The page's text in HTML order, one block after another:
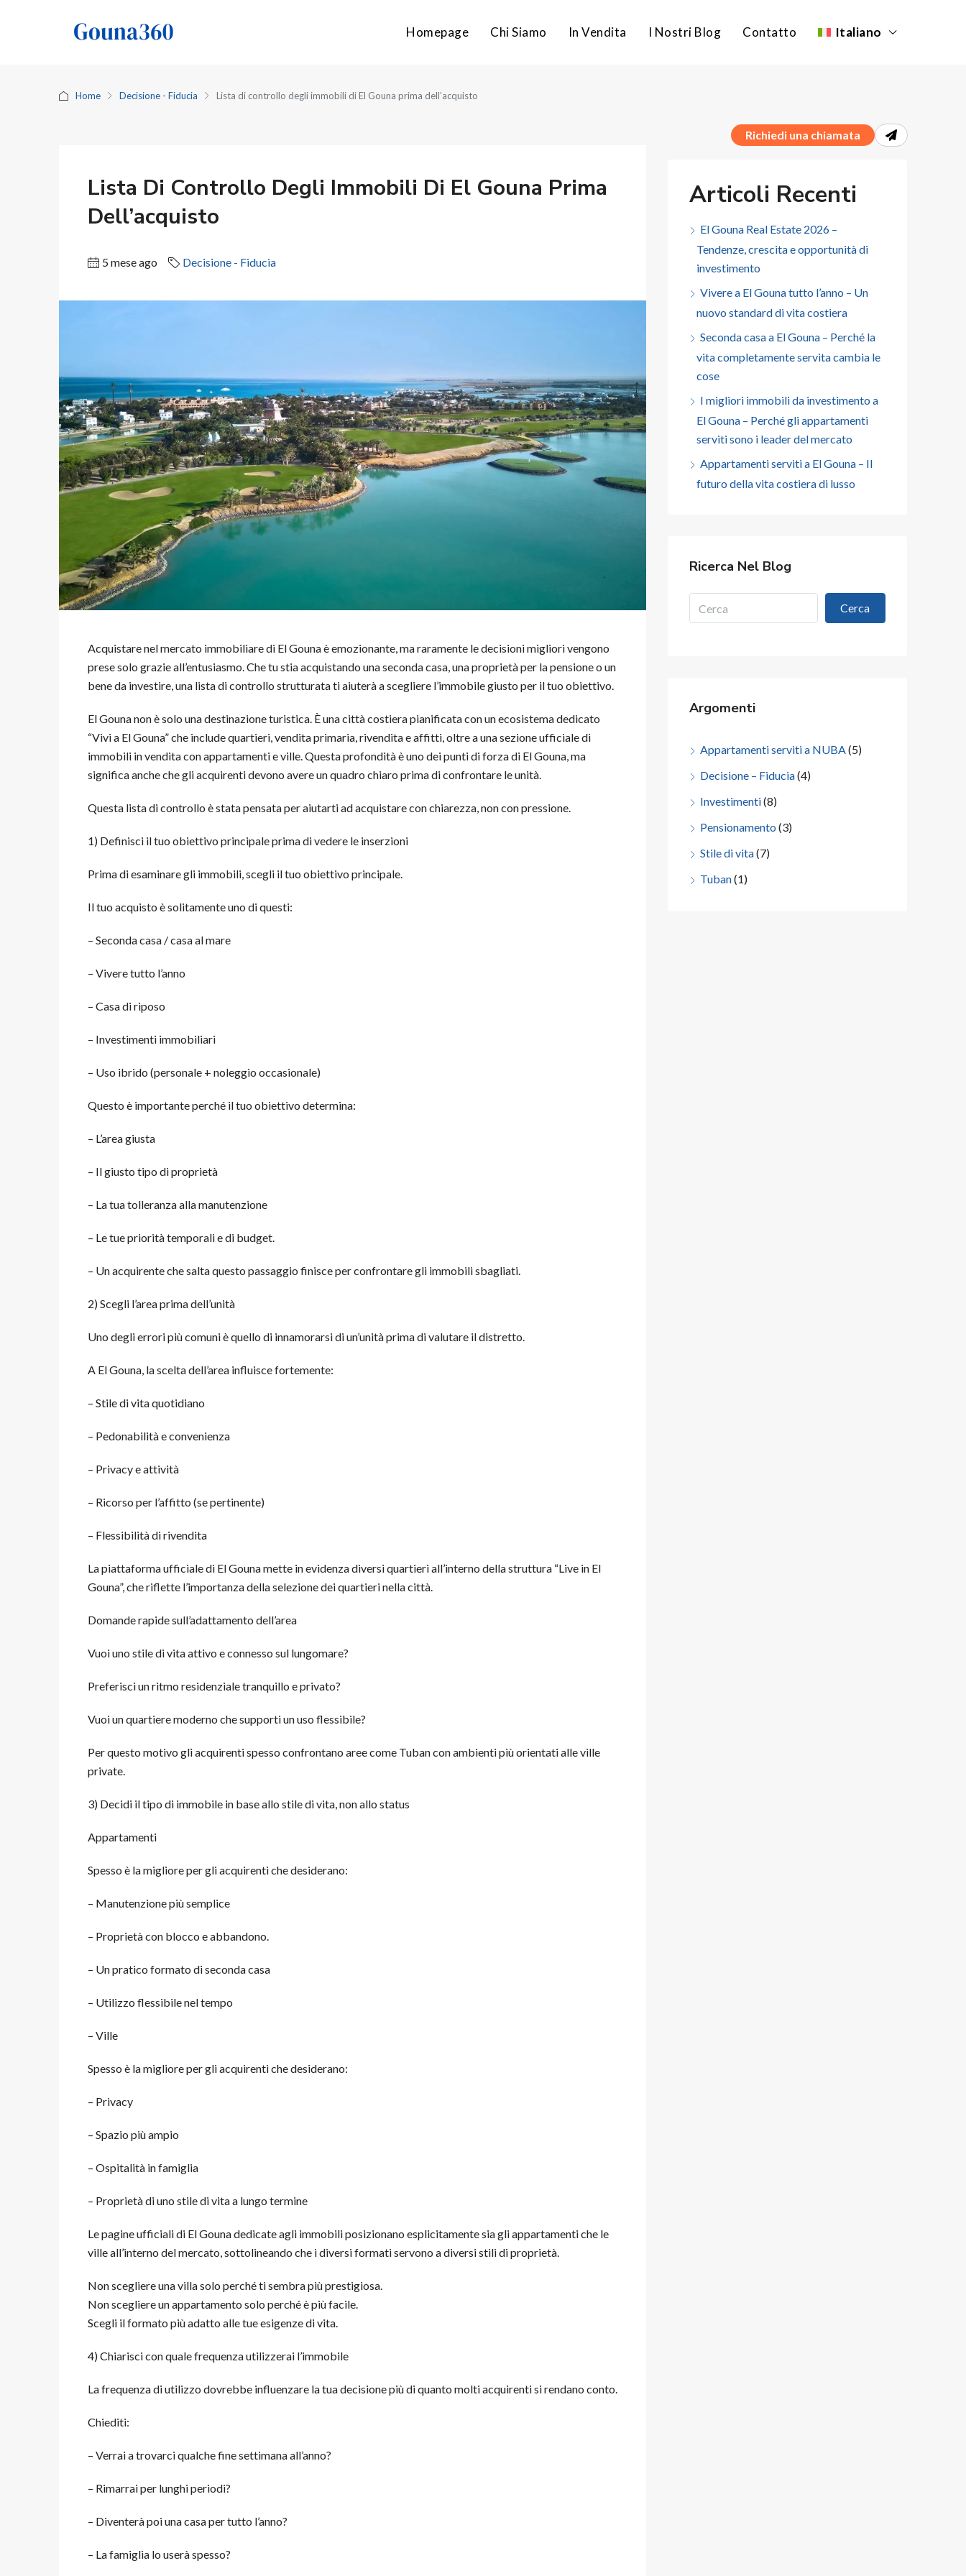
Homepage Chi Siamo In Vendita I Nostri Blog Contatto Italiano
Home Decisione - Fiducia Lista di controllo degli immobili di El Gouna prima dell’acquisto
Richiedi una chiamata
Lista Di Controllo Degli Immobili Di El Gouna Prima
Dell’acquisto
5 mese ago Decisione - Fiducia
Acquistare nel mercato immobiliare di El Gouna è emozionante, ma raramente le decisioni migliori vengono
prese solo grazie all’entusiasmo. Che tu stia acquistando una seconda casa, una proprietà per la pensione o un
bene da investire, una lista di controllo strutturata ti aiuterà a scegliere l’immobile giusto per il tuo obiettivo.
El Gouna non è solo una destinazione turistica. È una città costiera pianificata con un ecosistema dedicato
“Vivi a El Gouna” che include quartieri, vendita primaria, rivendita e affitti, oltre a una sezione ufficiale di
immobili in vendita con appartamenti e ville. Questa profondità è uno dei punti di forza di El Gouna, ma
significa anche che gli acquirenti devono avere un quadro chiaro prima di confrontare le unità.
Questa lista di controllo è stata pensata per aiutarti ad acquistare con chiarezza, non con pressione.
1) Definisci il tuo obiettivo principale prima di vedere le inserzioni
Prima di esaminare gli immobili, scegli il tuo obiettivo principale.
Il tuo acquisto è solitamente uno di questi:
– Seconda casa / casa al mare
– Vivere tutto l’anno
– Casa di riposo
– Investimenti immobiliari
– Uso ibrido (personale + noleggio occasionale)
Questo è importante perché il tuo obiettivo determina:
– L’area giusta
– Il giusto tipo di proprietà
– La tua tolleranza alla manutenzione
– Le tue priorità temporali e di budget.
– Un acquirente che salta questo passaggio finisce per confrontare gli immobili sbagliati.
2) Scegli l’area prima dell’unità
Uno degli errori più comuni è quello di innamorarsi di un’unità prima di valutare il distretto.
A El Gouna, la scelta dell’area influisce fortemente:
– Stile di vita quotidiano
– Pedonabilità e convenienza
– Privacy e attività
– Ricorso per l’affitto (se pertinente)
– Flessibilità di rivendita
La piattaforma ufficiale di El Gouna mette in evidenza diversi quartieri all’interno della struttura “Live in El
Gouna”, che riflette l’importanza della selezione dei quartieri nella città.
Domande rapide sull’adattamento dell’area
Vuoi uno stile di vita attivo e connesso sul lungomare?
Preferisci un ritmo residenziale tranquillo e privato?
Vuoi un quartiere moderno che supporti un uso flessibile?
Per questo motivo gli acquirenti spesso confrontano aree come Tuban con ambienti più orientati alle ville
private.
3) Decidi il tipo di immobile in base allo stile di vita, non allo status
Appartamenti
Spesso è la migliore per gli acquirenti che desiderano:
– Manutenzione più semplice
– Proprietà con blocco e abbandono.
– Un pratico formato di seconda casa
– Utilizzo flessibile nel tempo
– Ville
Spesso è la migliore per gli acquirenti che desiderano:
– Privacy
– Spazio più ampio
– Ospitalità in famiglia
– Proprietà di uno stile di vita a lungo termine
Le pagine ufficiali di El Gouna dedicate agli immobili posizionano esplicitamente sia gli appartamenti che le
ville all’interno del mercato, sottolineando che i diversi formati servono a diversi stili di proprietà.
Non scegliere una villa solo perché ti sembra più prestigiosa.
Non scegliere un appartamento solo perché è più facile.
Scegli il formato più adatto alle tue esigenze di vita.
4) Chiarisci con quale frequenza utilizzerai l’immobile
La frequenza di utilizzo dovrebbe influenzare la tua decisione più di quanto molti acquirenti si rendano conto.
Chiediti:
– Verrai a trovarci qualche fine settimana all’anno?
– Rimarrai per lunghi periodi?
– Diventerà poi una casa per tutto l’anno?
– La famiglia lo userà spesso?
Articoli Recenti
El Gouna Real Estate 2026 –
Tendenze, crescita e opportunità di
investimento
Vivere a El Gouna tutto l’anno – Un
nuovo standard di vita costiera
Seconda casa a El Gouna – Perché la
vita completamente servita cambia le
cose
I migliori immobili da investimento a
El Gouna – Perché gli appartamenti
serviti sono i leader del mercato
Appartamenti serviti a El Gouna – Il
futuro della vita costiera di lusso
Ricerca Nel Blog
Cerca
Argomenti
Appartamenti serviti a NUBA(5)
Decisione – Fiducia(4)
Investimenti(8)
Pensionamento (3)
Stile di vita(7)
Tuban(1)